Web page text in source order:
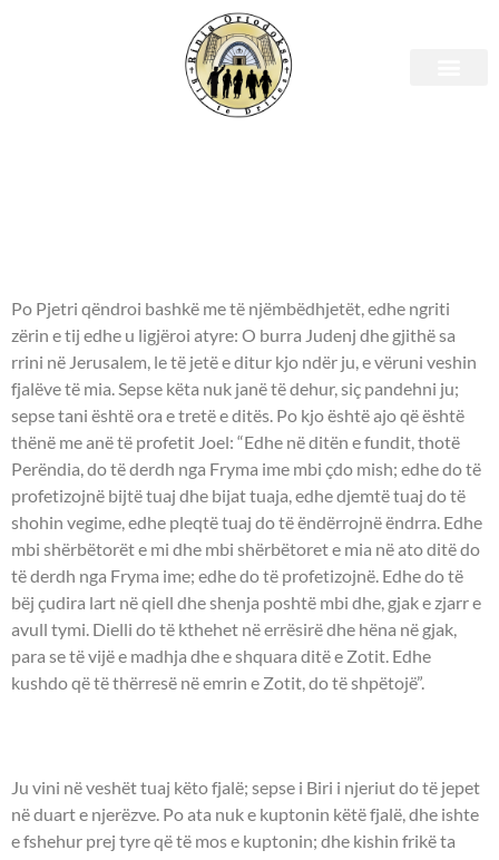
E mërkurë, 19 tetor 2022 –
Po Pjetri qëndroi bashkë me të njëmbëdhjetët, edhe ngriti
zërin e tij edhe u ligjëroi atyre: O burra Judenj dhe gjithë sa
rrini në Jerusalem, le të jetë e ditur kjo ndër ju, e vëruni veshin
fjalëve të mia. Sepse këta nuk janë të dehur, siç pandehni ju;
sepse tani është ora e tretë e ditës. Po kjo është ajo që është
thënë me anë të profetit Joel: “Edhe në ditën e fundit, thotë
Perëndia, do të derdh nga Fryma ime mbi çdo mish; edhe do të
profetizojnë bijtë tuaj dhe bijat tuaja, edhe djemtë tuaj do të
shohin vegime, edhe pleqtë tuaj do të ëndërrojnë ëndrra. Edhe
mbi shërbëtorët e mi dhe mbi shërbëtoret e mia në ato ditë do
të derdh nga Fryma ime; edhe do të profetizojnë. Edhe do të
bëj çudira lart në qiell dhe shenja poshtë mbi dhe, gjak e zjarr e
avull tymi. Dielli do të kthehet në errësirë dhe hëna në gjak,
para se të vijë e madhja dhe e shquara ditë e Zotit. Edhe
kushdo që të thërresë në emrin e Zotit, do të shpëtojë”.
Ju vini në veshët tuaj këto fjalë; sepse i Biri i njeriut do të jepet
në duart e njerëzve. Po ata nuk e kuptonin këtë fjalë, dhe ishte
e fshehur prej tyre që të mos e kuptonin; dhe kishin frikë ta